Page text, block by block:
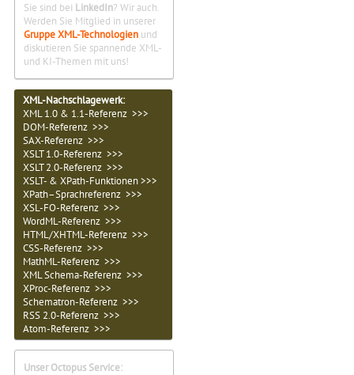
Sie sind bei LinkedIn? Wir auch.
Werden Sie Mitglied in unserer
Gruppe XML-Technologien und
diskutieren Sie spannende XML-
und KI-Themen mit uns!
XML-Nachschlagewerk:
XML 1.0 & 1.1-Referenz >>>
DOM-Referenz >>>
SAX-Referenz >>>
XSLT 1.0-Referenz >>>
XSLT 2.0-Referenz >>>
XSLT- & XPath-Funktionen >>>
XPath–Sprachreferenz >>>
XSL-FO-Referenz >>>
WordML-Referenz >>>
HTML/XHTML-Referenz >>>
CSS-Referenz >>>
MathML-Referenz >>>
XML Schema-Referenz >>>
XProc-Referenz >>>
Schematron-Referenz >>>
RSS 2.0-Referenz >>>
Atom-Referenz >>>
Unser Octopus Service: